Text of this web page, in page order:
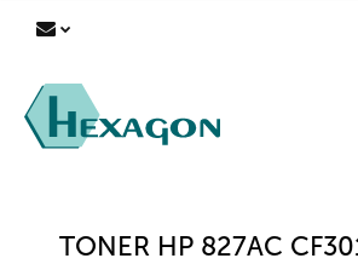
TONER HP 827AC